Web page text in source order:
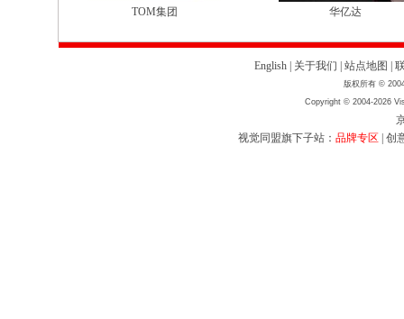
TOM集团 华亿达
English 关于我们 站点地图
版权所有 ©
Copyright © 2004-2026
视觉同盟旗下子站： 品牌专区 创